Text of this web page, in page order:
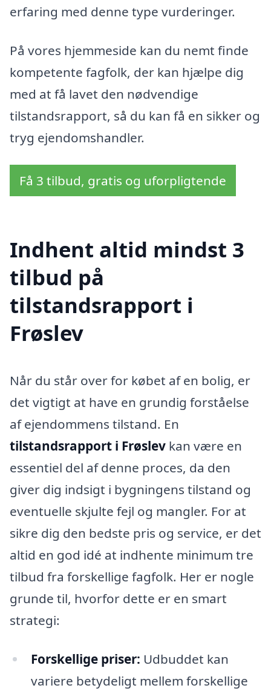
erfaring med denne type vurderinger.
På vores hjemmeside kan du nemt finde
kompetente fagfolk, der kan hjælpe dig
med at få lavet den nødvendige
tilstandsrapport, så du kan få en sikker og
tryg ejendomshandler.
Få 3 tilbud, gratis og uforpligtende
Indhent altid mindst 3
tilbud på
tilstandsrapport i
Frøslev
Når du står over for købet af en bolig, er
det vigtigt at have en grundig forståelse
af ejendommens tilstand. En
tilstandsrapport i Frøslev kan være en
essentiel del af denne proces, da den
giver dig indsigt i bygningens tilstand og
eventuelle skjulte fejl og mangler. For at
sikre dig den bedste pris og service, er det
altid en god idé at indhente minimum tre
tilbud fra forskellige fagfolk. Her er nogle
grunde til, hvorfor dette er en smart
strategi:
Forskellige priser: Udbuddet kan
variere betydeligt mellem forskellige